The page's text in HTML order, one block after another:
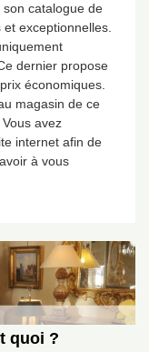
catalogue de
exceptionnelles.
dernier propose
économiques.
magasin de ce
avez
internet afin de
à vous
quoi ?